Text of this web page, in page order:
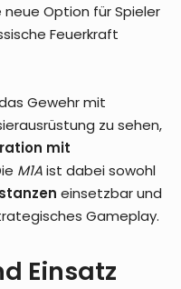
Option für Spieler
Feuerkraft
Gewehr mit
zu sehen,
mit
M1Aist dabei sowohl
einsetzbar und
Gameplay.
Einsatz